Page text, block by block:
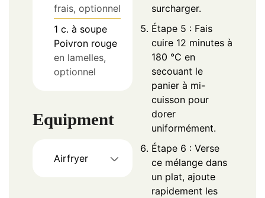
frais, optionnel
1 c. à soupe
Poivron rouge
en lamelles,
optionnel
Equipment
Airfryer
surcharger.
Étape 5 : Fais
cuire 12 minutes à
180 °C en
secouant le
panier à mi-
cuisson pour
dorer
uniformément.
Étape 6 : Verse
ce mélange dans
un plat, ajoute
rapidement les